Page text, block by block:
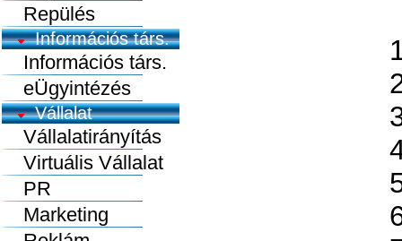
Repülés
Információs társ.
Információs társ.
eÜgyintézés
Vállalat
Vállalatirányítás
Virtuális Vállalat
PR
Marketing